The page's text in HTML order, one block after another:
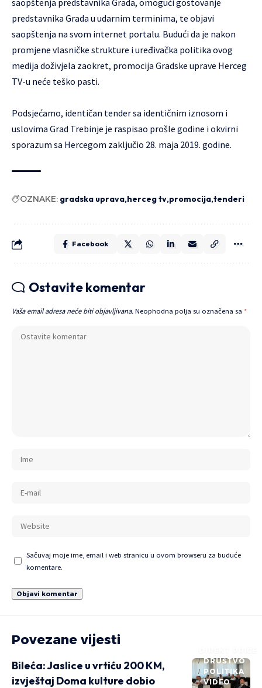
predstavnika Grada u udarnim terminima, te objavi
saopštenja na svom internet portalu. Budući da je nakon
promjene vlasničke strukture i uređivačka politika ovog
medija doživjela zaokret, promocija Gradske uprave Herceg
TV-u neće teško pasti.
Podsjećamo, identičan tender sa identičnim iznosom i
uslovima Grad Trebinje je raspisao prošle godine i okvirni
sporazum sa Hercegom zaključio 28. maja 2019. godine.
OZNAKE: gradska uprava herceg tv promocija tenderi
Facebook
Ostavite komentar
Vaša email adresa neće biti objavljivana. Neophodna polja su označena sa *
Sačuvaj moje ime, email i web stranicu u ovom browseru za buduće
komentare.
Povezane vijesti
DRUŠTVO
POLITIKA
VIDEO
Bileća: Jaslice u vrtiću 200 KM,
izvještaj Doma kulture dobio